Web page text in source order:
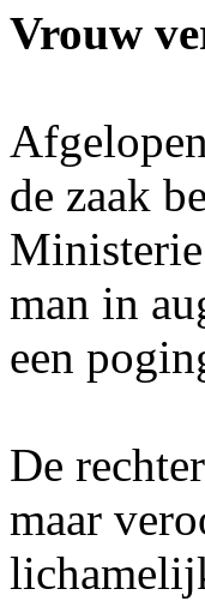
Vrouw
de zaak
man in
een
De
maar